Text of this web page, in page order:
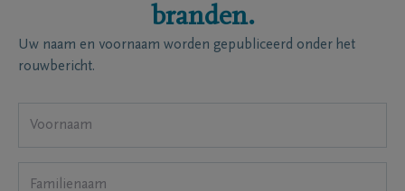
branden.
Uw naam en voornaam worden gepubliceerd onder het
rouwbericht.